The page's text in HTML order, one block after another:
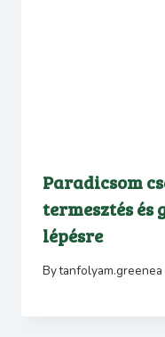
Paradicsom
termesztés és
lépésre
Bytanfolyam.greenea